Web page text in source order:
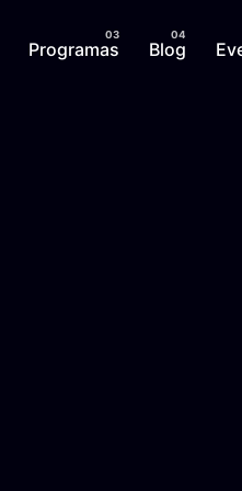
Programas Blog